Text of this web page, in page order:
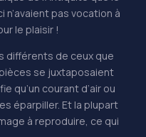
n’avaient pas vocation à
le plaisir !
différents de ceux que
se juxtaposaient
qu’un courant d’air ou
éparpiller. Et la plupart
à reproduire, ce qui